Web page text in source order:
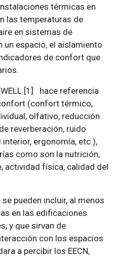
térmicas en
las temperaturas de
en sistemas de
un espacio, el aislamiento
de confort que
[1] hace referencia
(confort térmico,
olfativo, reducción
reverberación, ruido
ergonomía, etc.),
como son la nutrición,
actividad física, calidad del
pueden incluir, al menos
en las edificaciones
y que sirvan de
con los espacios
a percibir los EECN,